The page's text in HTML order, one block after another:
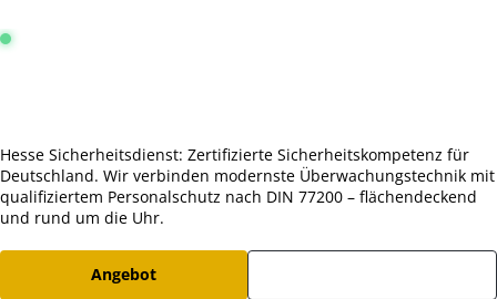
Leitstelle Frankfurt:
Hesse Sicherheitsdienst: Zertifizierte Sicherheitskompetenz für
Deutschland. Wir verbinden modernste Überwachungstechnik mit
qualifiziertem Personalschutz nach DIN 77200 – flächendeckend
und rund um die Uhr.
Angebot